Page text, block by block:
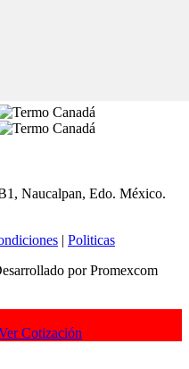
Naucalpan, Edo. México.
| Politicas
por Promexcom
Cotización